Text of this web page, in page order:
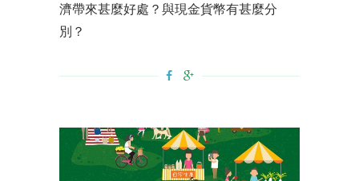
濟帶來甚麼好處？與現金貨幣有甚麼分
別？